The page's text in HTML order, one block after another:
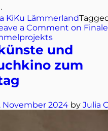
KiKu Lämmerland
a Comment on Finale
und
zum
November 2024 by Julia